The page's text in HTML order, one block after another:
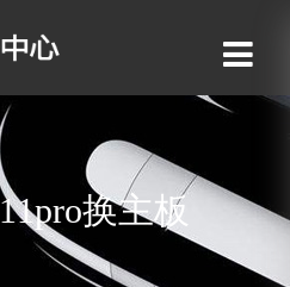
换主板